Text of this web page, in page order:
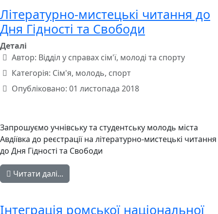
Літературно-мистецькі читання до
Дня Гідності та Свободи
Деталі
Автор: Відділ у справах сім'ї, молоді та спорту
Категорія: Сім'я, молодь, спорт
Опубліковано: 01 листопада 2018
Запрошуємо учнівську та студентську молодь міста
Авдіївка до реєстрації на літературно-мистецькі читання
до Дня Гідності та Свободи
Читати далі...
Інтеграція ромської національної